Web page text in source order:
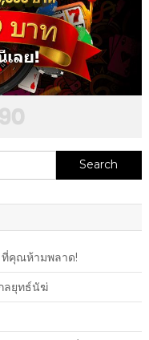
Search
for:
ที่คุณห้ามพลาด!
ลยุทธ์นัฆ่